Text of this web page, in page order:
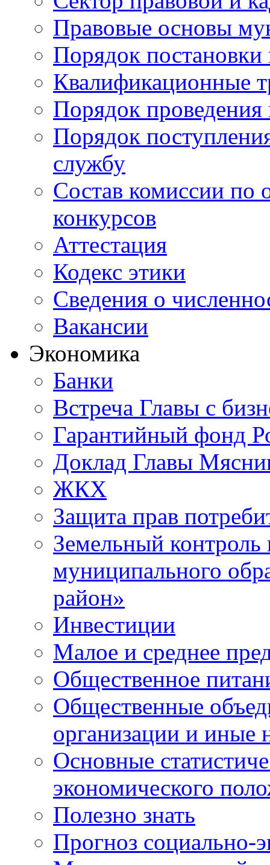
Правовые основы
Порядок постановки
Квалификационные
Порядок проведения
Порядок
службу
Состав комиссии по
конкурсов
Аттестация
Кодекс этики
Сведения о
Вакансии
Экономика
Банки
Встреча Главы с
Гарантийный фонд
Доклад Главы
ЖКХ
Защита прав
Земельный контроль
муниципального
район»
Инвестиции
Малое и среднее
Общественное
Общественные
организации и иные
Основные
экономического
Полезно знать
Прогноз социально-